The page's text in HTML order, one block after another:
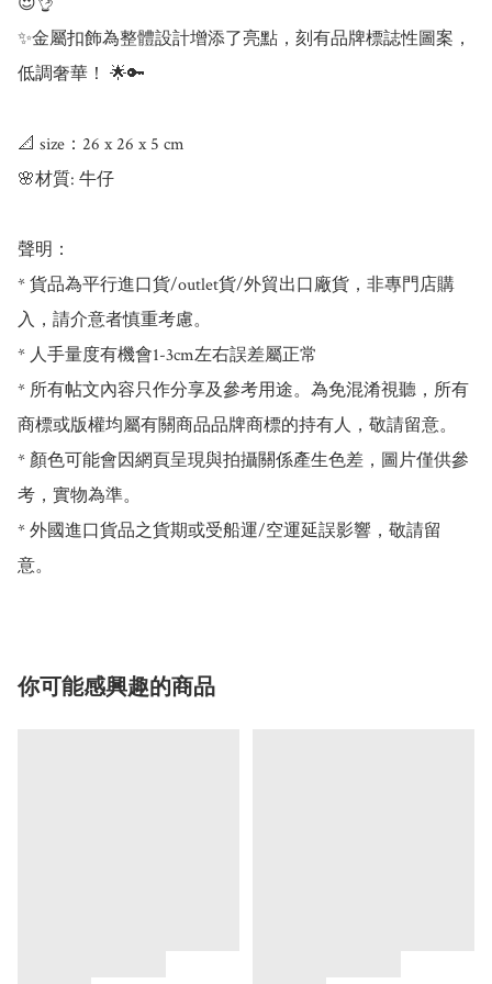
✨金屬扣飾為整體設計增添了亮點，刻有品牌標誌性圖案，
低調奢華！ 🌟🔑
📐 size：26 x 26 x 5 cm
🌸材質: 牛仔
聲明：
* 貨品為平行進口貨/outlet貨/外貿出口廠貨，非專門店購
入，請介意者慎重考慮。
* 人手量度有機會1-3cm左右誤差屬正常
* 所有帖文內容只作分享及參考用途。為免混淆視聽，所有
商標或版權均屬有關商品品牌商標的持有人，敬請留意。
* 顏色可能會因網頁呈現與拍攝關係產生色差，圖片僅供參
考，實物為準。
* 外國進口貨品之貨期或受船運/空運延誤影響，敬請留
意。
你可能感興趣的商品